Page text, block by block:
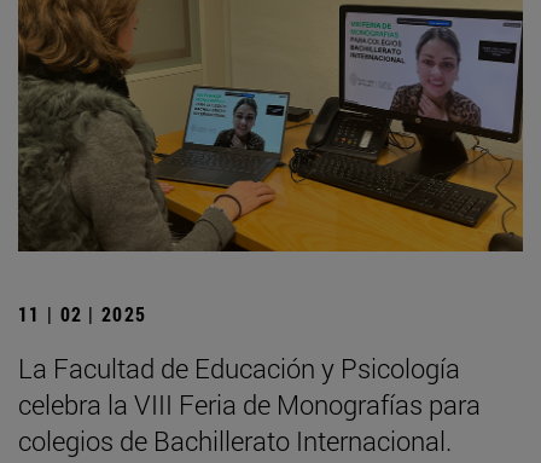
11 | 02 | 2025
La Facultad de Educación y Psicología
celebra la VIII Feria de Monografías para
colegios de Bachillerato Internacional.